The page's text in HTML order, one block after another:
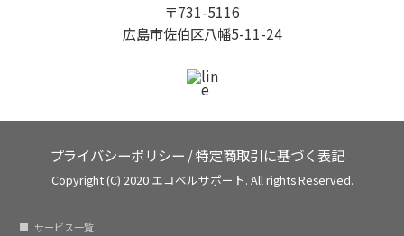
〒731-5116
広島市佐伯区八幡5-11-24
プライバシーポリシー /特定商取引に基づく表記
Copyright (C) 2020 エコベルサポート. All rights Reserved.
サービス一覧